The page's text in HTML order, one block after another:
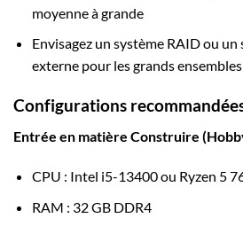
moyenne à grande
Envisagez un système RAID ou
externe pour les grands
Configurations
Entrée en matière Construire
CPU : Intel i5-13400 ou Ryzen 5
RAM : 32 GB DDR4